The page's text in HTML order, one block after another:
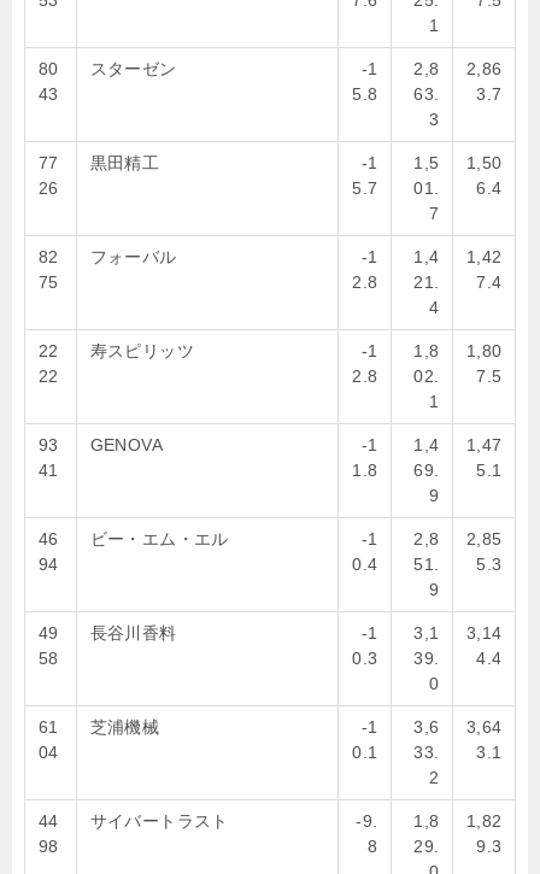
1
80
43
スターゼン
-1
5.8
2,8
63.
3
2,86
3.7
77
26
黒田精工
-1
5.7
1,5
01.
7
1,50
6.4
82
75
フォーバル
-1
2.8
1,4
21.
4
1,42
7.4
22
22
寿スピリッツ
-1
2.8
1,8
02.
1
1,80
7.5
93
41
GENOVA
-1
1.8
1,4
69.
9
1,47
5.1
46
94
ビー・エム・エル
-1
0.4
2,8
51.
9
2,85
5.3
49
58
長谷川香料
-1
0.3
3,1
39.
0
3,14
4.4
61
04
芝浦機械
-1
0.1
3,6
33.
2
3,64
3.1
44
98
サイバートラスト
-9.
8
1,8
29.
1,82
9.3